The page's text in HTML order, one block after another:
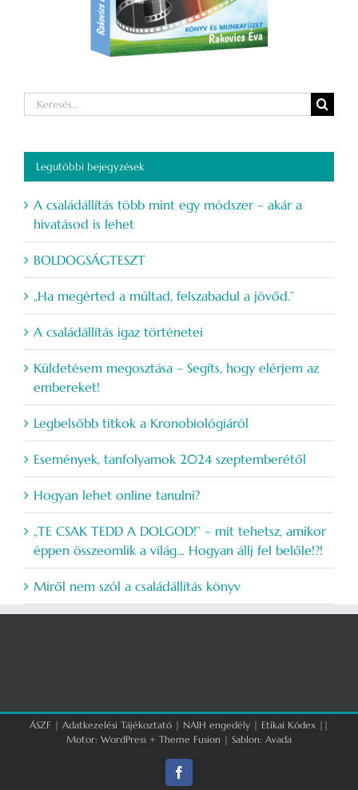
Keresés...
Legutóbbi bejegyzések
A családállítás több mint egy módszer – akár a
hivatásod is lehet
BOLDOGSÁGTESZT
„Ha megérted a múltad, felszabadul a jövőd.”
A családállítás igaz történetei
Küldetésem megosztása – Segíts, hogy elérjem az
embereket!
Legbelsőbb titkok a Kronobiológiáról
Események, tanfolyamok 2024 szeptemberétől
Hogyan lehet online tanulni?
„TE CSAK TEDD A DOLGOD!” – mit tehetsz, amikor
éppen összeomlik a világ… Hogyan állj fel belőle!?!
Miről nem szól a családállítás könyv
ÁSZF | Adatkezelési Tájékoztató | NAIH engedély | Etikai Kódex ||
Motor: WordPress + Theme Fusion | Sablon: Avada
Facebook